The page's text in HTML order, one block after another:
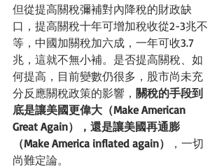
但從提高關稅彌補對內降稅的財政缺
口，提高關稅十年可增加稅收從2-3兆不
等，中國加關稅加六成，一年可收3.7
兆，這就不無小補。 是否提高關稅、如
何提高，目前變數仍很多，股市尚未充
分反應關稅政策的影響， 關稅的手段到
底是讓美國更偉大（Make American
Great Again），還是讓美國再通膨
（Make America inflated again）
，一切
尚難定論。